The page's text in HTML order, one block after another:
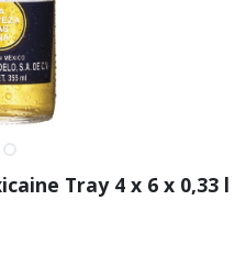
Tray 4 x 6 x 0,33 l